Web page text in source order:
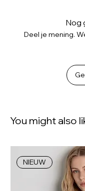
Nog
Deel je mening.
You might also
NIEUW